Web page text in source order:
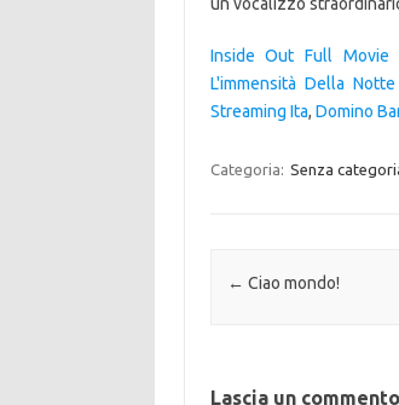
Inside Out Full Movie
L'immensità Della Notte
Streaming Ita, Domino
Categoria: Senza
Navigazione articolo
← Ciao mondo!
Lascia un commento